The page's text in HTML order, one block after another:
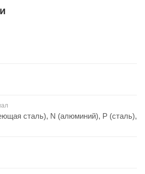
сталь), N (алюминий), P (сталь),